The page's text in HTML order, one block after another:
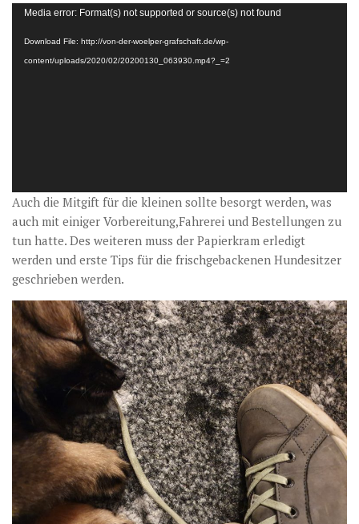
Video-
Media error: Format(s) not supported or source(s) not found
Download File: http://von-der-woelper-grafschaft.de/wp-
content/uploads/2020/02/20200130_063930.mp4?_=2
Auch die Mitgift für die kleinen sollte besorgt werden, was
auch mit einiger Vorbereitung,Fahrerei und Bestellungen zu
tun hatte. Des weiteren muss der Papierkram erledigt
werden und erste Tips für die frischgebackenen Hundesitzer
geschrieben werden.